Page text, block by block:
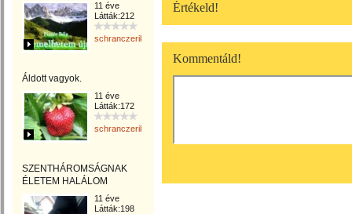
11 éve
Látták:212
schranczerika
Áldott vagyok.
11 éve
Látták:172
schranczerika
SZENTHÁROMSÁGNAK
ÉLETEM HALÁLOM
11 éve
Látták:198
Értékeld!
Kommentáld!